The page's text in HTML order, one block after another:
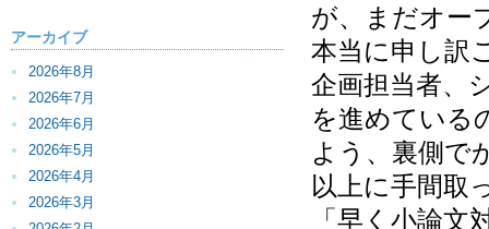
アーカイブ
2026年8月
2026年7月
2026年6月
2026年5月
2026年4月
2026年3月
が、まだオー
本当に申し訳
企画担当者、
を進めている
よう、裏側で
以上に手間取
「早く小論